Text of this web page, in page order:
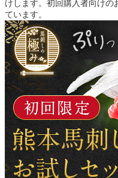
けします。初回購入者向けの
ています。